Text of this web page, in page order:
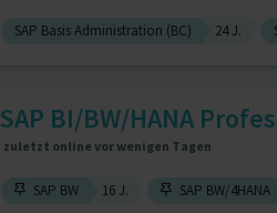
SAP Basis Administration (BC) 24 J.
SAP BI/BW/HANA
zuletzt online vor wenigen Tagen
SAP BW 16 J. SAP BW/4HANA